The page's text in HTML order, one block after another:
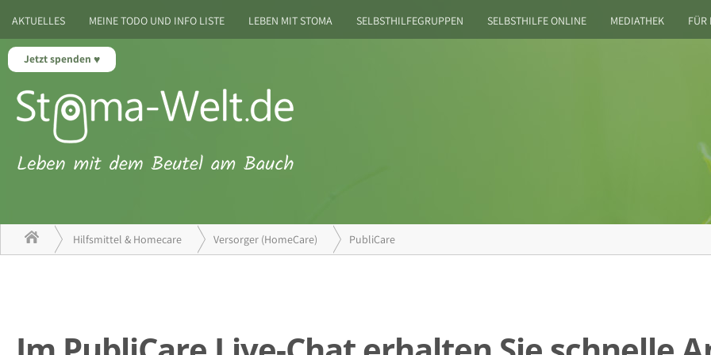
Jetzt spenden
AKTUELLES MEINE TODO UND INFO LISTE LEBEN MIT STOMA SELBSTHILFEGRUPPEN SELBSTHILFE ONLINE MEDIATHEK FÜR
Hilfsmittel & Homecare Versorger (HomeCare) PubliCare